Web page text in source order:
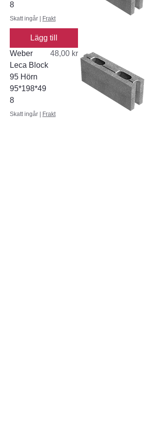
8
Skatt ingår Frakt
Lägg till
Weber
Leca Block
95 Hörn
95*198*49
8
Pris
48,00 kr
Skatt ingår Frakt